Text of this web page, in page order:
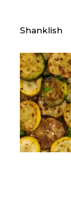
Shanklish